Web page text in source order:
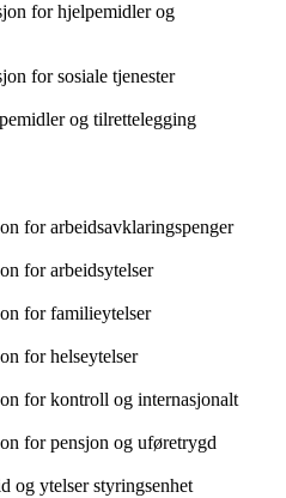
for hjelpemidler og
for sosiale tjenester
og tilrettelegging
for arbeidsavklaringspenger
for arbeidsytelser
for familieytelser
for helseytelser
for kontroll og internasjonalt
for pensjon og uføretrygd
og ytelser styringsenhet